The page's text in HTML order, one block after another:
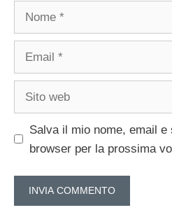
Salva il mio nome, email e
browser per la prossima